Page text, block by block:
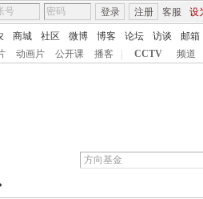
客服 设
登录 注册
商城 社区 微博 博客 论坛 访谈 邮箱
动画片 公开课 播客 CCTV 频道